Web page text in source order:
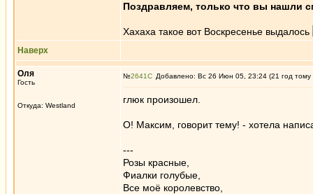
Поздравляем, только что вы нашли
Хахаха такое вот Воскресенье выдалось
Наверх
Оля
Гость
Откуда: Westland
№2641 Добавлено: Вс 26 Июн 05, 23:24 (21 год тому
глюк произошел.
О! Максим, говорит тему! - хотела
---
Розы красные,
Фиалки голубые,
Все моё королевство,